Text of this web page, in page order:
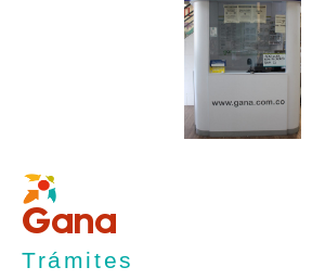
Gana
Trámites